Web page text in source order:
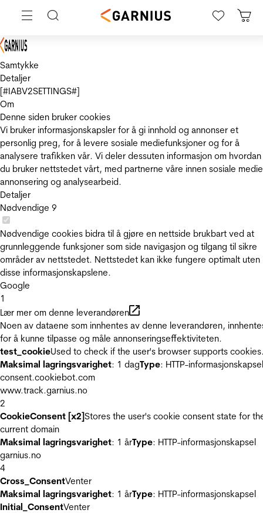
Samtykke
Detaljer
[#IABV2SETTINGS#]
Om
Denne siden bruker cookies
Vi bruker informasjonskapsler for å gi innhold og annonser et
personlig preg, for å levere sosiale mediefunksjoner og for å
analysere trafikken vår. Vi deler dessuten informasjon om hvordan
du bruker nettstedet vårt, med partnerne våre innen sosiale
annonsering og analysearbeid.
Detaljer
Nødvendige 9
Nødvendige cookies bidra til å gjøre en nettside brukbart ved at
grunnleggende funksjoner som side navigasjon og tilgang til sikre
områder av nettstedet. Nettstedet kan ikke fungere optimalt uten
disse informasjonskapslene.
Google
1
Lær mer om denne leverandøren
Noen av dataene som innhentes av denne leverandøren,
for å kunne tilpasse og måle annonseringseffektiviteten.
test_cookieUsed to check if the user's browser supports
Maksimal lagringsvarighet: 1 dagType: HTTP-informasjonskapsel
consent.cookiebot.com
www.track.garnius.no
2
CookieConsent [x2]Stores the user's cookie consent state for
current domain
Maksimal lagringsvarighet: 1 årType: HTTP-informasjonskapsel
garnius.no
4
Cross_ConsentVenter
Maksimal lagringsvarighet: 1 årType: HTTP-informasjonskapsel
Initial_ConsentVenter